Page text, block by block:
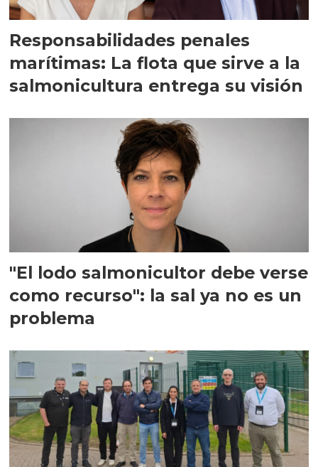
Responsabilidades penales
marítimas: La flota que sirve a la
salmonicultura entrega su visión
"El lodo salmonicultor debe verse
como recurso": la sal ya no es un
problema